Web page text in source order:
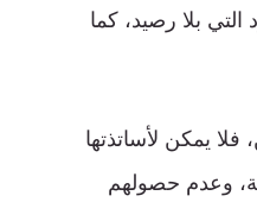
التي بلا رصيد، كما
يمكن لأساتذتها
وعدم حصولهم